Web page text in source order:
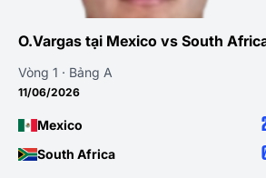
O.Vargas tại Mexico vs South
Vòng 1 · Bảng A
11/06/2026
Mexico
South Africa